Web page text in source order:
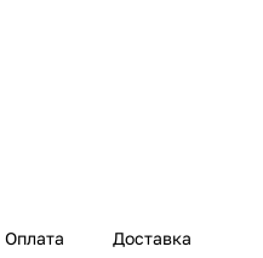
Оплата Доставка